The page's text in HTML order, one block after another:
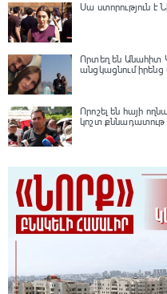
Սա ստորություն է
Որտեղ են Անահիտ
անցկացնում իրենց
Որոշել են հայի
կոշտ քննադատութ